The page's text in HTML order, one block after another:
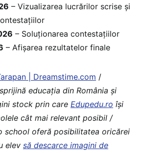
– Vizualizarea lucrărilor scrise și
– Soluționarea contestațiilor
– Afișarea rezultatelor finale
| Dreamstime.com /
sprijină educaţia din România şi
stock prin care Edupedu.ro îşi
cât mai relevant posibil /
school oferă posibilitatea oricărei
elev să descarce imagini de